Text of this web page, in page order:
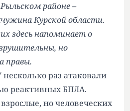
районе –
Курской области.
здесь напоминает о
но
правы.
несколько раз атаковали
реактивных БПЛА.
но человеческих